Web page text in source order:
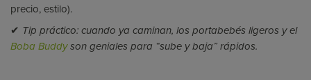
precio, estilo).
✔ Tip práctico: cuando ya caminan, los portabebés ligeros y el
Boba Buddyson geniales para “sube y baja” rápidos.